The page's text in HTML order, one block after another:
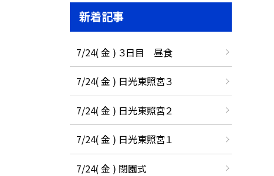
新着記事
7/24( 金 ) ３日目 昼食
7/24( 金 ) 日光東照宮３
7/24( 金 ) 日光東照宮２
7/24( 金 ) 日光東照宮１
7/24( 金 ) 閉園式